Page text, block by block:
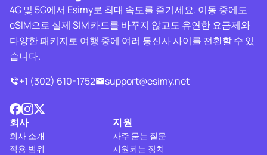
4G 및 5G에서 Esimy로 최대 속도를 즐기세요. 이동 중에도
eSIM으로 실제 SIM 카드를 바꾸지 않고도 유연한 요금제와
다양한 패키지로 여행 중에 여러 통신사 사이를 전환할 수 있
습니다.
+1 (302) 610-1752
support@esimy.net
회사
회사 소개
적용 범위
지원
자주 묻는 질문
지원되는 장치